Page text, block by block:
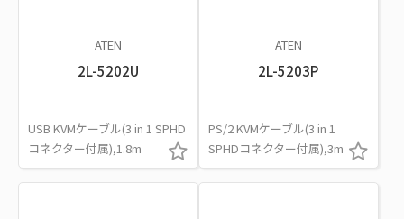
ATEN
2L-5202U
USB KVMケーブル(3 in 1 SPHD
コネクター付属),1.8m
ATEN
2L-5203P
PS/2 KVMケーブル(3 in 1
SPHDコネクター付属),3m